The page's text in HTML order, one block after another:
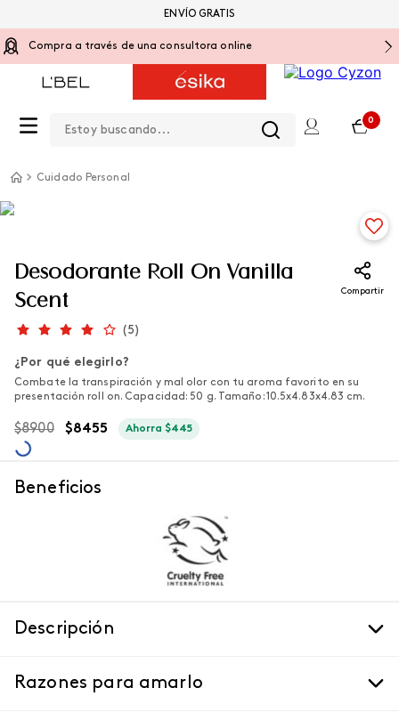
Compra a través de una consultora online
0
ENVÍO GRATIS
Cuidado Personal
Desodorante Roll On Vanilla
Scent
Compartir
(5)
¿Por qué elegirlo?
Combate la transpiración y mal olor con tu aroma favorito en su
presentación roll on. Capacidad: 50 g. Tamaño: 10.5x4.83x4.83 cm.
$8900 $8455 Ahorra $445
Beneficios
Descripción
Razones para amarlo